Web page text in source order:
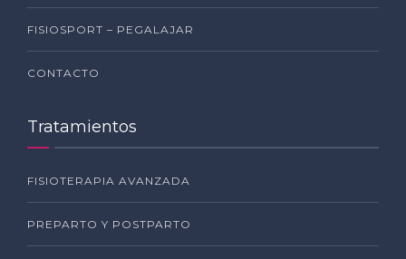
FISIOSPORT – PEGALAJAR
CONTACTO
Tratamientos
FISIOTERAPIA AVANZADA
PREPARTO Y POSTPARTO